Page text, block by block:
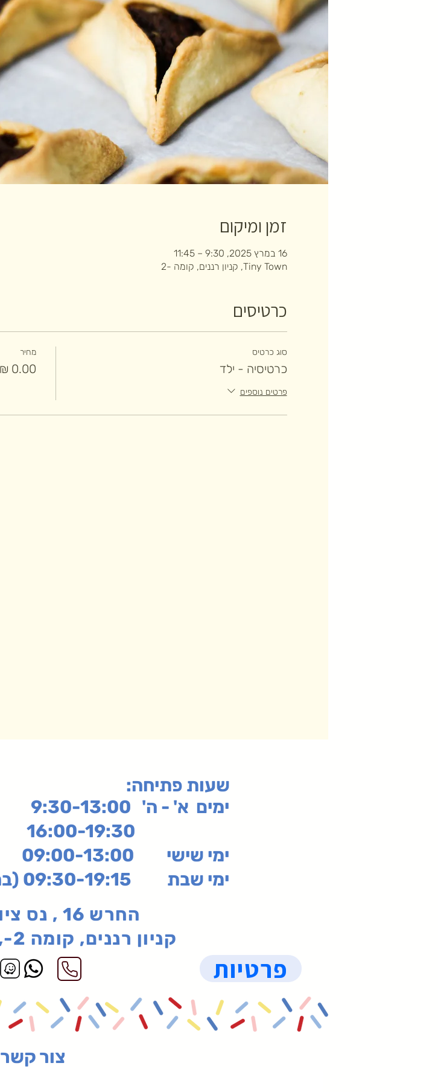
זמן ומיקום
16 במרץ 2025, 9:30 – 11:45
Tiny Town, קניון רננים, קומה -2
כרטיסים
סוג כרטיס
כרטיסיה - ילד
פרטים נוספים
מחיר
:שעות פתיחה
ימים א' - ה' 9:30-13:00
ימי שישי 09:00-13:00
ימי שבת 09:30-19:15 (בהזמנה מראש)
החרש 16 , נס ציונה
קניון רננים, קומה 2-, רעננה
פרטיות
צור קשר